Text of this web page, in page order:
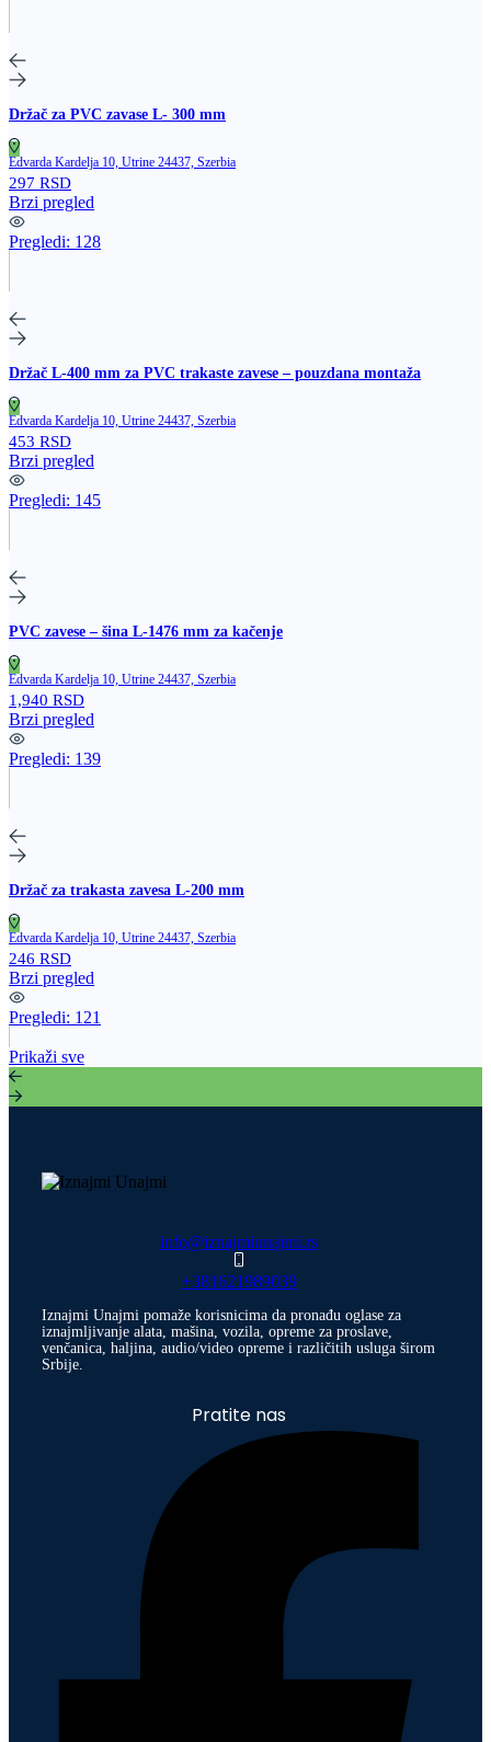
Držač za PVC zavase L- 300 mm
Edvarda Kardelja 10, Utrine 24437, Szerbia
297 RSD
Brzi pregled
Pregledi: 128
Držač L‑400 mm za PVC trakaste zavese – pouzdana montaža
Edvarda Kardelja 10, Utrine 24437, Szerbia
453 RSD
Brzi pregled
Pregledi: 145
PVC zavese – šina L‑1476 mm za kačenje
Edvarda Kardelja 10, Utrine 24437, Szerbia
1,940 RSD
Brzi pregled
Pregledi: 139
Držač za trakasta zavesa L‑200 mm
Edvarda Kardelja 10, Utrine 24437, Szerbia
246 RSD
Brzi pregled
Pregledi: 121
Prikaži sve
info@iznajmiunajmi.rs
+381621989039
Iznajmi Unajmi pomaže korisnicima da pronađu oglase za
iznajmljivanje alata, mašina, vozila, opreme za proslave,
venčanica, haljina, audio/video opreme i različitih usluga širom
Srbije.
Pratite nas